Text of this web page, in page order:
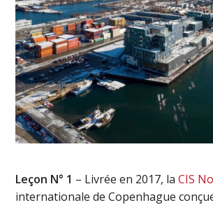
Leçon N° 1 – Livrée en 2017, laCIS
internationale de Copenhague